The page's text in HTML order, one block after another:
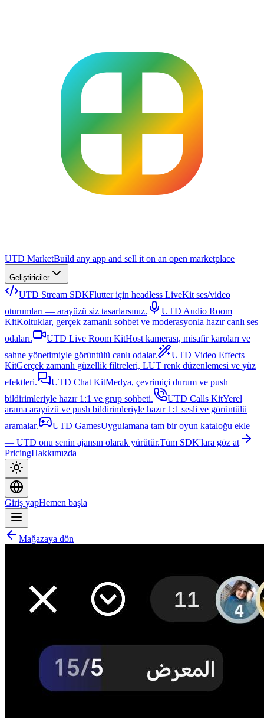
UTD MarketBuild any app and sell it on an open marketplace
Geliştiriciler
UTD Stream SDKFlutter için headless LiveKit ses/video
oturumları — arayüzü siz tasarlarsınız.
UTD Audio Room
KitKoltuklar, gerçek zamanlı sohbet ve moderasyonla hazır canlı ses
odaları.
UTD Live Room KitHost kamerası, misafir karoları ve
sahne yönetimiyle görüntülü canlı odalar.
UTD Video Effects
KitGerçek zamanlı güzellik filtreleri, LUT renk düzenlemesi ve yüz
efektleri.
UTD Chat KitMedya, çevrimiçi durum ve push
bildirimleriyle hazır 1:1 ve grup sohbeti.
UTD Calls KitYerel
arama arayüzü ve push bildirimleriyle hazır 1:1 sesli ve görüntülü
aramalar.
UTD GamesUygulamana tam bir oyun kataloğu ekle
— UTD onu senin ajansın olarak yürütür.Tüm SDK'lara göz at
PricingHakkımızda
Giriş yapHemen başla
Mağazaya dön